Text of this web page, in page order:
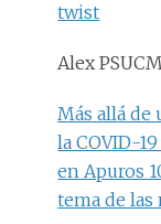
twist
Alex
Más allá de
la COVID-
en Apuros
tema de las